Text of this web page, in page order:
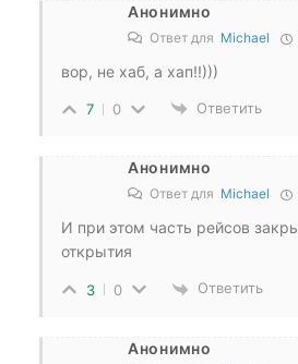
Анонимно
Ответ для Michael
вор, не хаб, а хап!!)))
7 0 Ответить
Анонимно
Ответ для Michael
И при этом часть рейсов
открытия
3 0 Ответить
Анонимно